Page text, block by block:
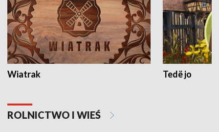
Wiatrak Tedë jo
ROLNICTWO I WIEŚ